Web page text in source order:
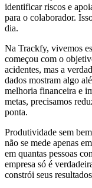
identificar riscos e
para o colaborador.
dia.
Na Trackfy, vivemos
começou com o
acidentes, mas a
dados mostram algo
melhoria financeira e
metas, precisamos
ponta.
Produtividade sem
não se mede apenas
em quantas pessoas
empresa só é
constrói seus